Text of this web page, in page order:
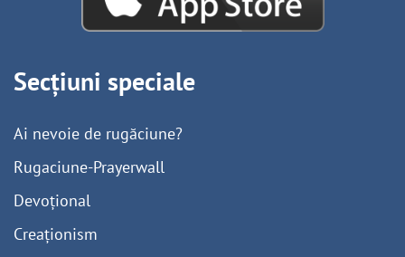
Secțiuni speciale
Ai nevoie de rugăciune?
Rugaciune-Prayerwall
Devoțional
Creaționism